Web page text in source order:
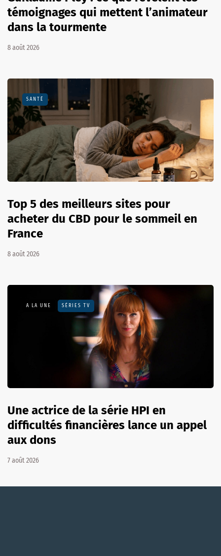
témoignages qui mettent l’animateur
dans la tourmente
8 août 2026
SANTÉ
Top 5 des meilleurs sites pour
acheter du CBD pour le sommeil en
France
8 août 2026
A LA UNE SÉRIES TV
Une actrice de la série HPI en
difficultés financières lance un appel
aux dons
7 août 2026